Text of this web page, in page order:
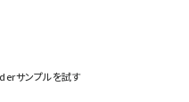
サンプルを試す